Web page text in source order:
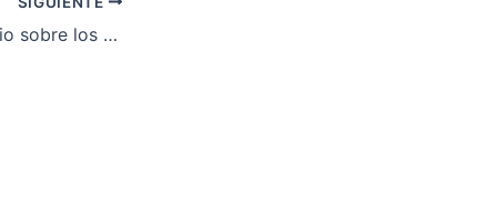
Completísimo estudio sobre los extranjeros y derecho laboralMonografía sobre el extranjero y el Derecho Laboral Español Francisco Javier Izquierdo Carbonero